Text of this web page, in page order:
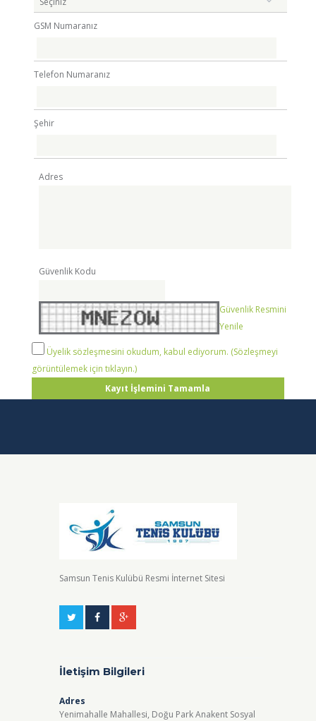
GSM Numaranız
Telefon Numaranız
Şehir
Adres
Güvenlik Kodu
Güvenlik Resmini
Yenile
Üyelik sözleşmesini okudum, kabul ediyorum. (Sözleşmeyi
görüntülemek için tıklayın.)
Samsun Tenis Kulübü Resmi İnternet Sitesi
İletişim Bilgileri
Adres
Yenimahalle Mahallesi, Doğu Park Anakent Sosyal